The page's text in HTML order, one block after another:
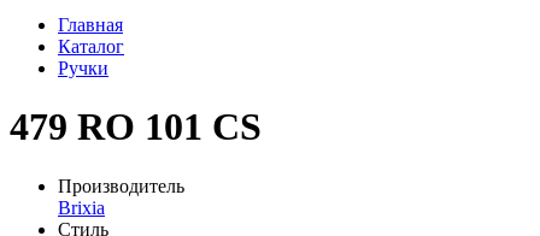
Главная
Каталог
Ручки
479 RO 101 CS
Производитель
Brixia
Стиль